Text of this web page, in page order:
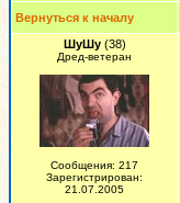
Вернуться к началу
ШуШу(38)
Дред-ветеран
Сообщения: 217
Зарегистрирован:
21.07.2005